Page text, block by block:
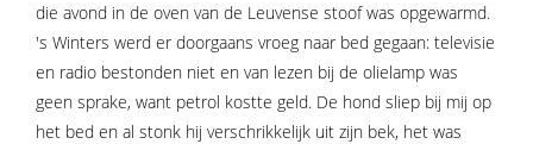
die avond in de oven van de Leuvense stoof was opgewarmd.
's Winters werd er doorgaans vroeg naar bed gegaan: televisie
en radio bestonden niet en van lezen bij de olielamp was
geen sprake, want petrol kostte geld. De hond sliep bij mij op
het bed en al stonk hij verschrikkelijk uit zijn bek, het was